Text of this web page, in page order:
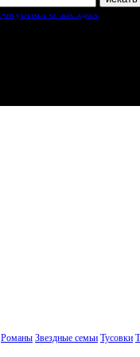
Романы Звездные семьи Тусовки